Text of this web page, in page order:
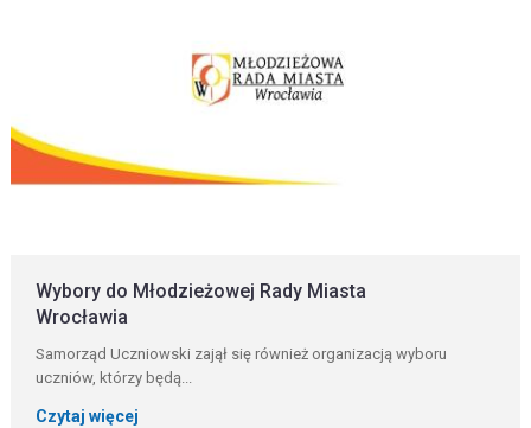
Wybory do Młodzieżowej Rady Miasta
Wrocławia
Samorząd Uczniowski zajął się również organizacją wyboru
uczniów, którzy będą...
Czytaj więcej